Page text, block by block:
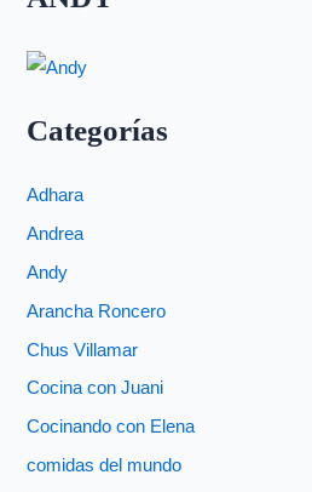
Categorías
Adhara
Andrea
Andy
Arancha Roncero
Chus Villamar
Cocina con Juani
Cocinando con Elena
comidas del mundo